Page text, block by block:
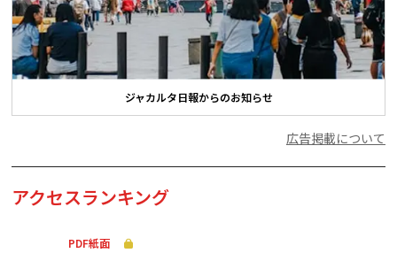
ジャカルタ日報からのお知らせ
広告掲載について
アクセスランキング
PDF紙面